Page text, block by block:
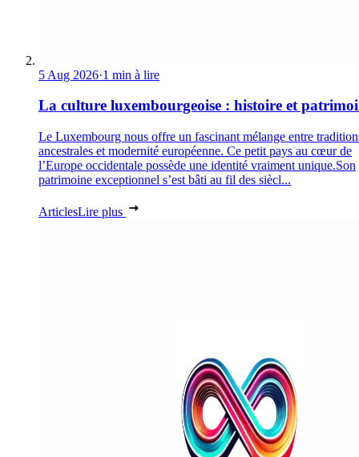
5 Aug 2026·1 min à lire
La culture luxembourgeoise : histoire et
Le Luxembourg nous offre un fascinant mélange entre
ancestrales et modernité européenne. Ce petit pays au cœur de
l’Europe occidentale possède une identité vraiment unique.Son
patrimoine exceptionnel s’est bâti au fil des siècl...
ArticlesLire plus